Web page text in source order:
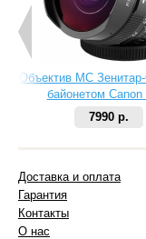
Объектив МС
байонетом Canon
7990 р.
Доставка и оплата
Гарантия
Контакты
О нас